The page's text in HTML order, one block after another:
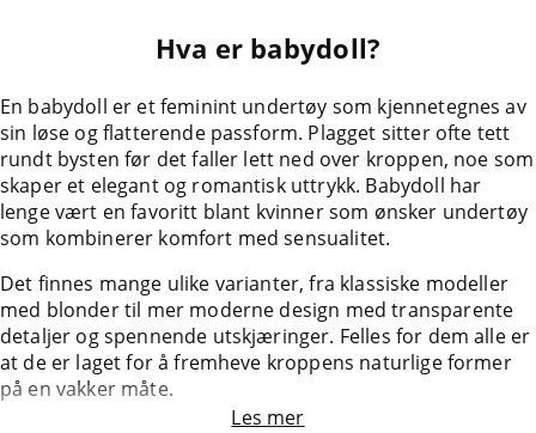
Hva er babydoll?
En babydoll er et feminint undertøy som kjennetegnes av
sin løse og flatterende passform. Plagget sitter ofte tett
rundt bysten før det faller lett ned over kroppen, noe som
skaper et elegant og romantisk uttrykk. Babydoll har
lenge vært en favoritt blant kvinner som ønsker undertøy
som kombinerer komfort med sensualitet.
Det finnes mange ulike varianter, fra klassiske modeller
med blonder til mer moderne design med transparente
detaljer og spennende utskjæringer. Felles for dem alle er
at de er laget for å fremheve kroppens naturlige former
på en vakker måte.
Les mer